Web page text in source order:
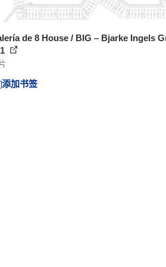
de 8 House / BIG – Bjarke Ingels
添加书签